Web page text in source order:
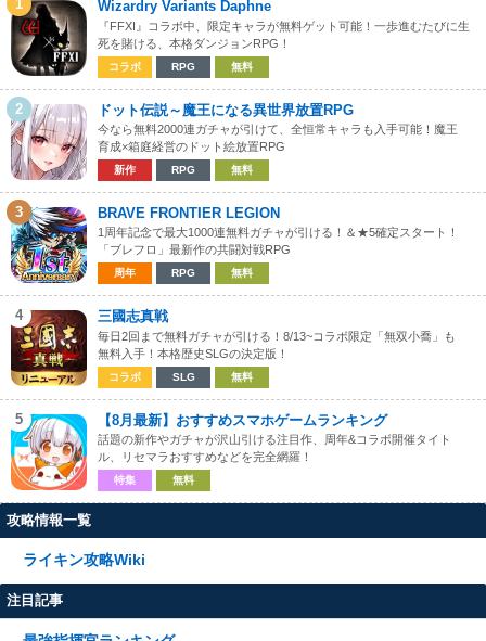
1 Wizardry Variants Daphne
『FFXI』コラボ中、限定キャラが無料ゲット可能！一歩進むたびに生
死を賭ける、本格ダンジョンRPG！
コラボ RPG 無料
2 ドット伝説～魔王になる異世界放置RPG
今なら無料2000連ガチャが引けて、全恒常キャラも入手可能！魔王
育成×箱庭経営のドット絵放置RPG
新作 RPG 無料
3 BRAVE FRONTIER LEGION
1周年記念で最大1000連無料ガチャが引ける！＆★5確定スタート！
「ブレフロ」最新作の共闘対戦RPG
周年 RPG 無料
4 三國志真戦
毎日2回まで無料ガチャが引ける！8/13~コラボ限定「無双小喬」も
無料入手！本格歴史SLGの決定版！
コラボ SLG 無料
5 【8月最新】おすすめスマホゲームランキング
話題の新作やガチャが沢山引ける注目作、周年&コラボ開催タイト
ル、リセマラおすすめなどを完全網羅！
特集 無料
攻略情報一覧
ライキン攻略Wiki
注目記事